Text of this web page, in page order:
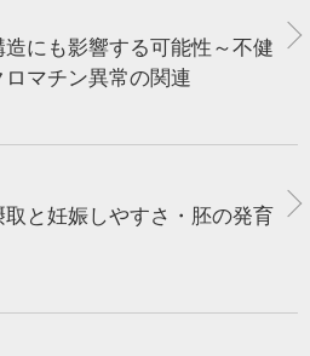
にも影響する可能性～不健
マチン異常の関連
と妊娠しやすさ・胚の発育